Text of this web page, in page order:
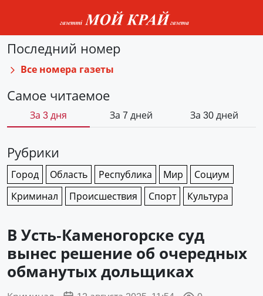
В Усть-Каменогорске суд
вынес решение об очередных
обманутых дольщиках
Последний номер
Все номера газеты
Самое читаемое
За 3 дня За 7 дней За 30 дней
Рубрики
Город Область Республика Мир
Социум
Криминал
Происшествия Спорт Культура